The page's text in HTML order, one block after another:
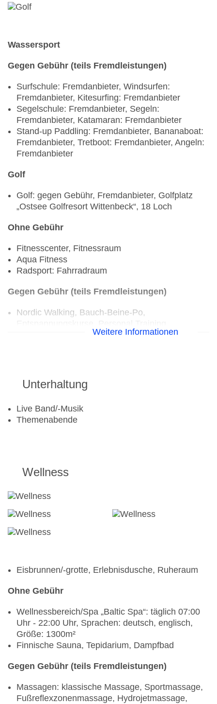
Wassersport
Gegen Gebühr (teils Fremdleistungen)
Surfschule: Fremdanbieter, Windsurfen:
Fremdanbieter, Kitesurfing: Fremdanbieter
Segelschule: Fremdanbieter, Segeln:
Fremdanbieter, Katamaran: Fremdanbieter
Stand-up Paddling: Fremdanbieter, Bananaboat:
Fremdanbieter, Tretboot: Fremdanbieter, Angeln:
Fremdanbieter
Golf
Golf: gegen Gebühr, Fremdanbieter, Golfplatz
„Ostsee Golfresort Wittenbeck“, 18 Loch
Ohne Gebühr
Fitnesscenter, Fitnessraum
Aqua Fitness
Radsport: Fahrradraum
Gegen Gebühr (teils Fremdleistungen)
Nordic Walking, Bauch-Beine-Po,
Rückenfit, Outdoor Cycling, Yoga
Fremdanbieter, Tourenräder, Helme, geführte
Touren
Weitere Informationen
Unterhaltung
Live Band/-Musik
Themenabende
Wellness
Eisbrunnen/-grotte, Erlebnisdusche, Ruheraum
Ohne Gebühr
Wellnessbereich/Spa „Baltic Spa“: täglich 07:00
Uhr - 22:00 Uhr, Sprachen: deutsch, englisch,
Größe: 1300m²
Finnische Sauna, Tepidarium, Dampfbad
Gegen Gebühr (teils Fremdleistungen)
Massagen: klassische Massage, Sportmassage,
Fußreflexzonenmassage, Hydrojetmassage,